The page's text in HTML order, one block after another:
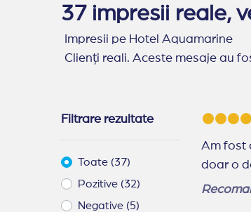
37 impresii reale,
Impresii pe Hotel Aquamarine
Clienți reali. Aceste mesaje au
Filtrare rezultate
Toate (37)
Pozitive (32)
Negative (5)
Am fost
doar o